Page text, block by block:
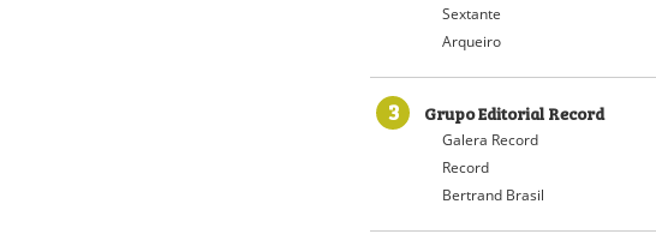
Sextante
Arqueiro
3 Grupo Editorial Record
Galera Record
Record
Bertrand Brasil